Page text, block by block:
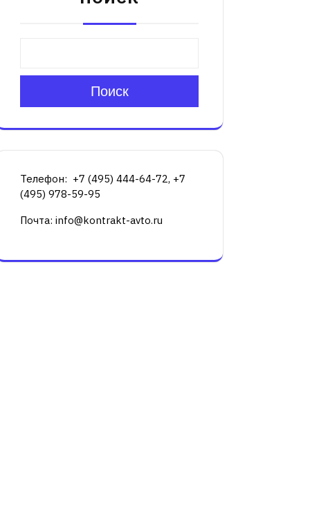
Поиск
Телефон: +7 (495) 444-64-72, +7
(495) 978-59-95
Почта: info@kontrakt-avto.ru